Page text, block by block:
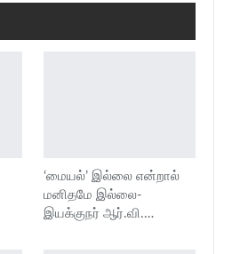
‘மையல்’ இல்லை என்றால்
மனிதமே இல்லை-
இயக்குநர் ஆர்.வி.…